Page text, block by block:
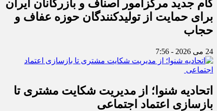
گام جدید مرکزامور اصناف و بازرگانان ایران
برای حمایت از تولیدکنندگان حوزه عفاف و
حجاب
24 می 2026 - 7:56
اتحادیه شنوا؛ از مدیریت شکایت مشتری تا
بازسازی اعتماد اجتماعی ‌